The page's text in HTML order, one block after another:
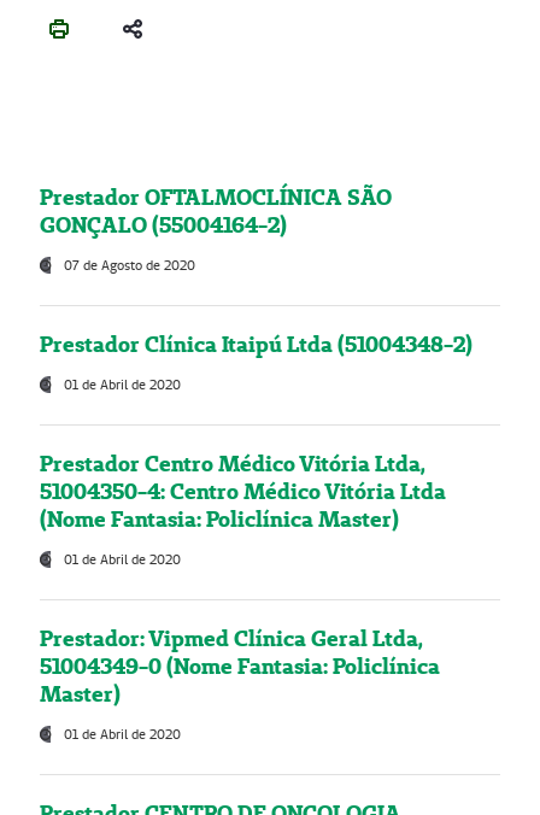
Prestador OFTALMOCLÍNICA SÃO
GONÇALO (55004164-2)
07 de Agosto de 2020
Prestador Clínica Itaipú Ltda (51004348-2)
01 de Abril de 2020
Prestador Centro Médico Vitória Ltda,
51004350-4: Centro Médico Vitória Ltda
(Nome Fantasia: Policlínica Master)
01 de Abril de 2020
Prestador: Vipmed Clínica Geral Ltda,
51004349-0 (Nome Fantasia: Policlínica
Master)
01 de Abril de 2020